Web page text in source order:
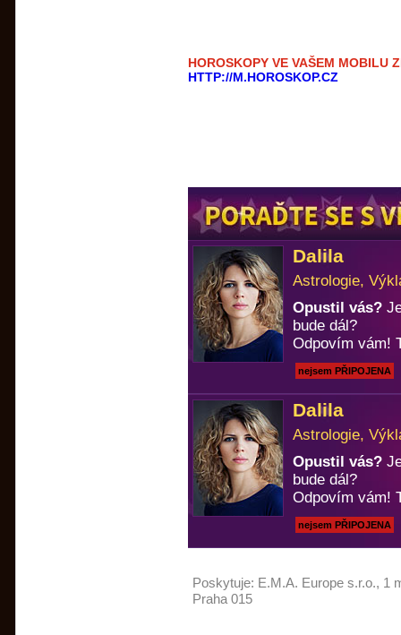
HOROSKOPY VE VAŠEM MOBILU
HTTP://M.HOROSKOP.CZ
Dalila
Astrologie,
Opustil vás?
bude dál?
Odpovím vám!
nejsem PŘIPOJENA
Dalila
Astrologie,
Opustil vás?
bude dál?
Odpovím vám!
nejsem PŘIPOJENA
Poskytuje: E.M.A. Europe s.r.o., 1
Praha 015